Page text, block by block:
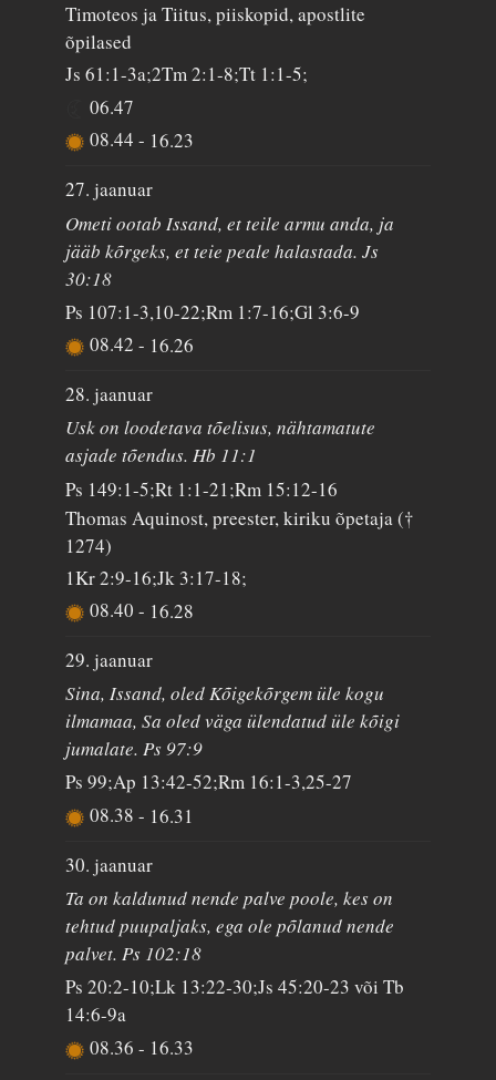
Timoteos ja Tiitus, piiskopid, apostlite
õpilased
Js 61:1-3a;2Tm 2:1-8;Tt 1:1-5;
06.47
08.44- 16.23
27. jaanuar
Ometi ootab Issand, et teile armu anda, ja
jääb kõrgeks, et teie peale halastada. Js
30:18
Ps 107:1-3,10-22;Rm 1:7-16;Gl 3:6-9
08.42- 16.26
28. jaanuar
Usk on loodetava tõelisus, nähtamatute
asjade tõendus. Hb 11:1
Ps 149:1-5;Rt 1:1-21;Rm 15:12-16
Thomas Aquinost, preester, kiriku õpetaja (†
1274)
1Kr 2:9-16;Jk 3:17-18;
08.40- 16.28
29. jaanuar
Sina, Issand, oled Kõigekõrgem üle kogu
ilmamaa, Sa oled väga ülendatud üle kõigi
jumalate. Ps 97:9
Ps 99;Ap 13:42-52;Rm 16:1-3,25-27
08.38- 16.31
30. jaanuar
Ta on kaldunud nende palve poole, kes on
tehtud puupaljaks, ega ole põlanud nende
palvet. Ps 102:18
Ps 20:2-10;Lk 13:22-30;Js 45:20-23 või Tb
14:6-9a
08.36- 16.33